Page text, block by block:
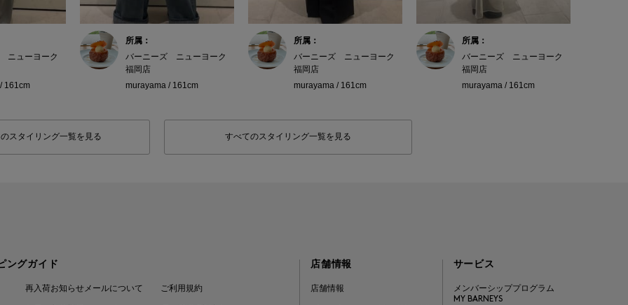
ニューヨーク
161cm
所属：
バーニーズ ニューヨーク
福岡店
murayama / 161cm
所属：
バーニーズ ニューヨーク
福岡店
murayama / 161cm
所属：
バーニーズ ニューヨーク
福岡店
murayama / 161cm
スタイリング一覧を見る すべてのスタイリング一覧を見る
ングガイド
再入荷お知らせメールについて ご利用規約
店舗情報
店舗情報
サービス
メンバーシッププログラム
MY BARNEYS